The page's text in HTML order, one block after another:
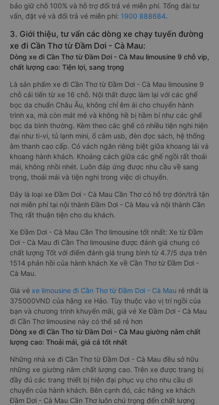
bảo giữ chỗ 100% và hỗ trợ đổi trả vé miễn phí. Tổng đài tư
vấn, đặt vé và đổi trả vé miễn phí: 1900 888684.
3. Giới thiệu, tư vấn các dòng xe chạy tuyến đường
xe đi Cần Thơ từ Đầm Dơi - Cà Mau:
Dòng xe đi Cần Thơ từ Đầm Dơi - Cà Mau limousine 9 chỗ vip,
chất lượng cao: Tiện lợi, sang trọng
Là sản phẩm xe đi Cần Thơ từ Đầm Dơi - Cà Mau limousine 9
chỗ cải tiến từ xe 16 chỗ. Nội thất được làm lại với các ghế
bọc da chuẩn Châu Âu, không chỉ êm ái cho chuyến hành
trình xa, mà còn mát mẻ và không hề bị hầm bí như các ghế
bọc da bình thường. Kèm theo các ghế có nhiều tiện nghi hiện
đại như ti-vi, tủ lạnh mini, ổ cắm usb, đèn đọc sách, hệ thống
âm thanh cao cấp. Có vách ngăn riêng biệt giữa khoang lái và
khoang hành khách. Khoảng cách giữa các ghế ngồi rất thoải
mái, không nhồi nhét. Luôn đáp ứng được nhu cầu về sang
trọng, thoải mái và tiện nghi trong việc di chuyển.
Đây là loại xe Đầm Dơi - Cà Mau Cần Thơ có hỗ trợ đón/trả tận
nơi miễn phí tại nội thành Đầm Dơi - Cà Mau và nội thành Cần
Thơ, rất thuận tiện cho du khách.
Xe Đầm Dơi - Cà Mau Cần Thơ limousine tốt nhất: Xe từ Đầm
Dơi - Cà Mau đi Cần Thơ limousine được đánh giá chung có
chất lượng Tốt với điểm đánh giá trung bình từ 4.7/5 dựa trên
1514 phản hồi của hành khách Xe về Cần Thơ từ Đầm Dơi -
Cà Mau.
Giá vé xe limousine đi Cần Thơ từ Đầm Dơi - Cà Mau rẻ nhất là
375000VND của hãng xe Hảo. Tùy thuộc vào vị trí ngồi của
bạn và chương trình khuyến mãi, giá vé Xe Đầm Dơi - Cà Mau
đi Cần Thơ limousine này có thể sẽ rẻ hơn
Dòng xe đi Cần Thơ từ Đầm Dơi - Cà Mau giường nằm chất
lượng cao: Thoải mái, giá cả tốt nhất
Những nhà xe đi Cần Thơ từ Đầm Dơi - Cà Mau đều sở hữu
những xe giường nằm chất lượng cao. Trên xe được trang bị
đầy đủ các trang thiết bị hiện đại phục vụ cho nhu cầu di
chuyển của hành khách. Bên cạnh đó, các hãng xe khách
Đầm Dơi - Cà Mau Cần Thơ luôn chú trọng đến chất lượng